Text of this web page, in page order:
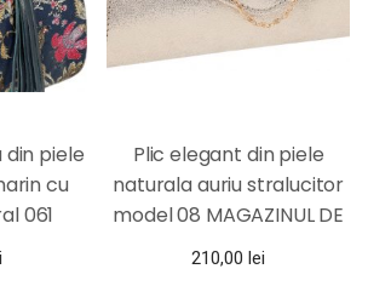
din piele
cu
061
Plic elegant din piele
naturala auriu stralucitor
model 08 MAGAZINUL DE
GENTI
210,00lei